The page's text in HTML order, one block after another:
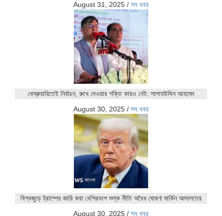
August 31, 2025 / সব খবর
ফেব্রুয়ারিতেই নির্বাচন, রুখে দেওয়ার শক্তি কারও নেই: সালাহউদ্দিন আহমেদ
August 30, 2025 / সব খবর
বিশ্বজুড়ে ট্রাম্পের জারি করা বেশিরভাগ শুল্ক নীতি অবৈধ ঘোষণা মার্কিন আদালতের
August 30, 2025 / সব খবর